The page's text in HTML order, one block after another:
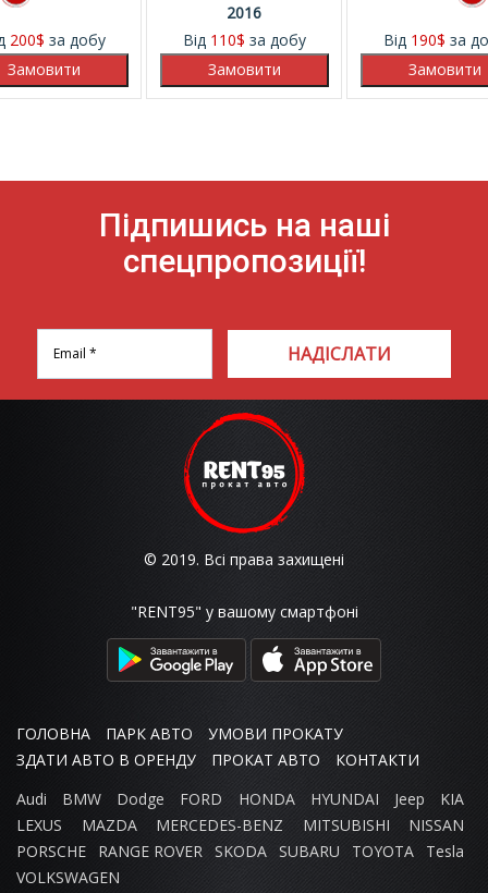
200$ за добу
2016
Від 110$ за добу Від 190$ за
Підпишись на наші
спецпропозиції!
НАДІСЛАТИ
© 2019. Всі права захищені
"RENT95" у вашому смартфоні
ГОЛОВНА ПАРК АВТО
УМОВИ ПРОКАТУ
ЗДАТИ АВТО В ОРЕНДУ
ПРОКАТ АВТО
КОНТАКТИ
Audi
BMW Dodge FORD HONDA HYUNDAI Jeep
KIA
LEXUS
MAZDA MERCEDES-BENZ MITSUBISHI
NISSAN
PORSCHE
RANGE ROVER SKODA SUBARU TOYOTA
Tesla
VOLKSWAGEN